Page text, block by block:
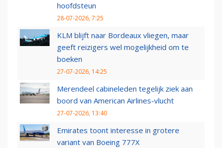
hoofdsteun
28-07-2026, 7:25
KLM blijft naar Bordeaux vliegen, maar
geeft reizigers wel mogelijkheid om te
boeken
27-07-2026, 14:25
Merendeel cabineleden tegelijk ziek aan
boord van American Airlines-vlucht
27-07-2026, 13:40
Emirates toont interesse in grotere
variant van Boeing 777X